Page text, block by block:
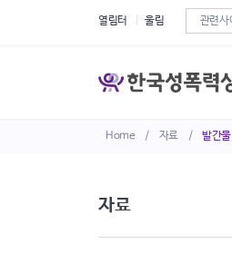
Home / 자료 / 발간물
열림터 울림
자료